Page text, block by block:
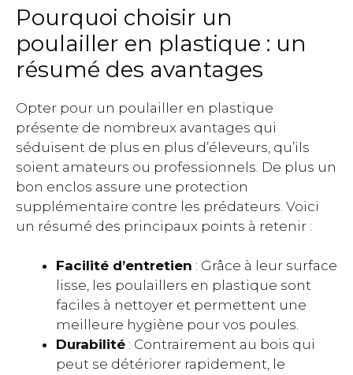
Pourquoi choisir un
poulailler en plastique : un
résumé des avantages
Opter pour un poulailler en plastique
présente de nombreux avantages qui
séduisent de plus en plus d’éleveurs, qu’ils
soient amateurs ou professionnels. De plus un
bon enclos assure une protection
supplémentaire contre les prédateurs. Voici
un résumé des principaux points à retenir :
Facilité d’entretien : Grâce à leur surface
lisse, les poulaillers en plastique sont
faciles à nettoyer et permettent une
meilleure hygiène pour vos poules.
Durabilité : Contrairement au bois qui
peut se détériorer rapidement, le